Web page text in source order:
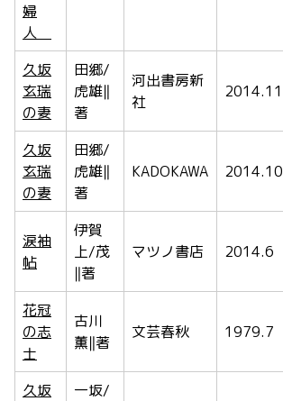
婦
人
久坂
玄瑞
の妻
田郷/
虎雄‖
著
河出書房新
社
2014.11
久坂
玄瑞
の妻
田郷/
虎雄‖
著
KADOKAWA 2014.10
涙袖
帖
伊賀
上/茂
‖著
マツノ書店 2014.6
花冠
の志
士
古川
薫‖著
文芸春秋 1979.7
久坂
一坂/